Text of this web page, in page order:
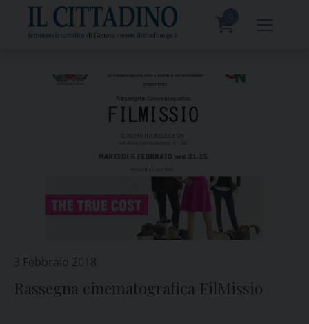
content
3 Febbraio 2018
Rassegna cinematografica FilMissio